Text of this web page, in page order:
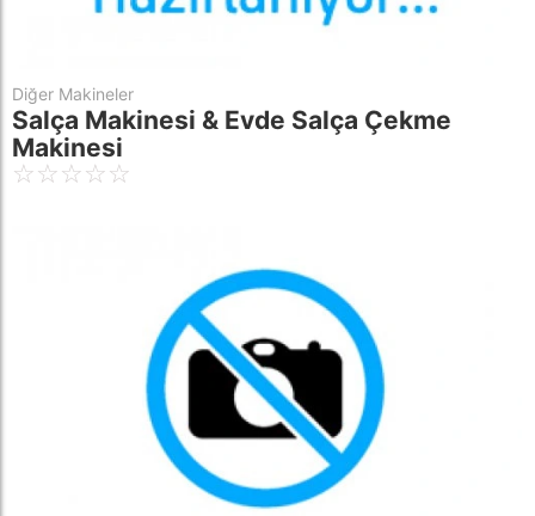
Diğer Makineler
Salça Makinesi & Evde Salça Çekme
Makinesi
☆☆☆☆☆